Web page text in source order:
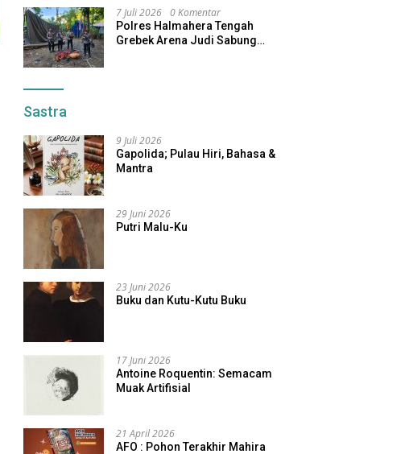
7 Juli 2026 0 Komentar
Polres Halmahera Tengah
Grebek Arena Judi Sabung
Sastra
9 Juli 2026
Gapolida; Pulau Hiri, Bahasa &
Mantra
29 Juni 2026
Putri Malu-Ku
23 Juni 2026
Buku dan Kutu-Kutu Buku
17 Juni 2026
Antoine Roquentin: Semacam
Muak Artifisial
21 April 2026
AFO : Pohon Terakhir Mahira